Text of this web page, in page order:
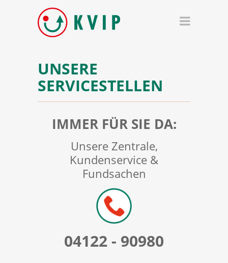
UNSERE
SERVICESTELLEN
IMMER FÜR SIE DA:
Unsere Zentrale,
Kundenservice &
Fundsachen
04122 - 90980